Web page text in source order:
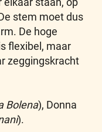
stem moet dus
De hoge
flexibel, maar
zeggingskracht
Bolena), Donna
).